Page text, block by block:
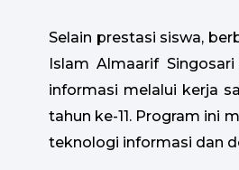
Selain prestasi siswa,
Islam Almaarif
informasi melalui kerja
tahun ke-11. Program ini
teknologi informasi dan